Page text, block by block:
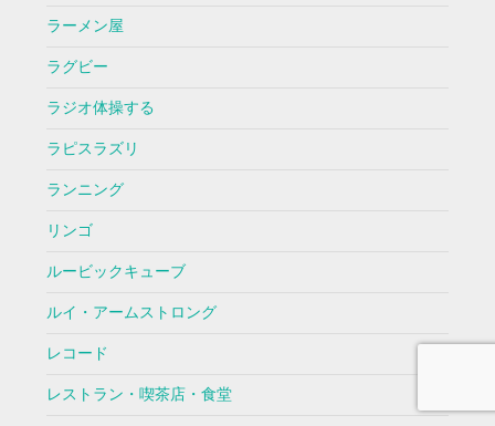
ラーメン屋
ラグビー
ラジオ体操する
ラピスラズリ
ランニング
リンゴ
ルービックキューブ
ルイ・アームストロング
レコード
レストラン・喫茶店・食堂